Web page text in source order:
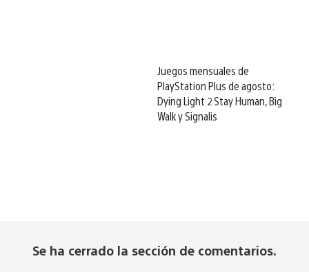
Juegos mensuales de
PlayStation Plus de agosto:
Dying Light 2 Stay Human, Big
Walk y Signalis
Se ha cerrado la sección de comentarios.